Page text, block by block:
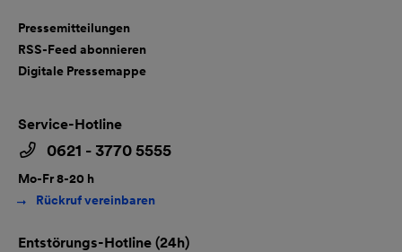
Pressemitteilungen
RSS-Feed abonnieren
Digitale Pressemappe
Service-Hotline
0621 - 3770 5555
Mo-Fr 8-20 h
Rückruf vereinbaren
Entstörungs-Hotline (24h)